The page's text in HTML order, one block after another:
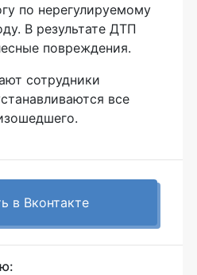
по нерегулируемому
В результате ДТП
повреждения.
сотрудники
все
в Вконтакте